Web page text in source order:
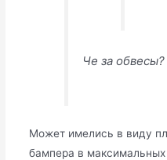
Че за обвесы?
Может имелись в виду
бампера в